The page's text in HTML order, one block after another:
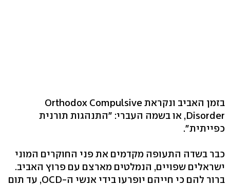
בזמן האביב ונקראת Orthodox Compulsive
Disorder, או בשמה העברי: "התנהגות תורנית
כפייתית".
כבר בשדה התעופה מקדמים את פני החוקרים המוני
ישראלים שפויים, הנמלטים מארצם עם פרוץ האביב.
ברור להם כי חייהם יופרעו בידי אנשי ה-OCD, עד תום